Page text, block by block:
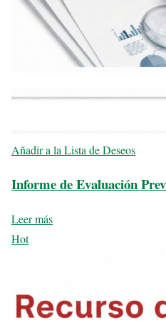
Añadir a la Lista de Deseos
Informe de Evaluación
Leer más
Hot